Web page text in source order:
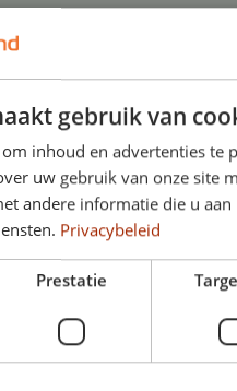
en buitenland
aan je leasecontract:
gebruik van
inhoud en advertenties te
uw gebruik van onze site
andere informatie die u
Privacybeleid
Prestatie